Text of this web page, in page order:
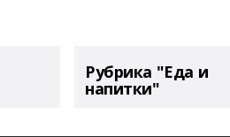
Рубрика "Еда и
напитки"